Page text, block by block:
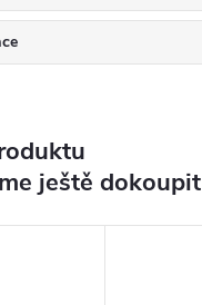
ještě dokoupit